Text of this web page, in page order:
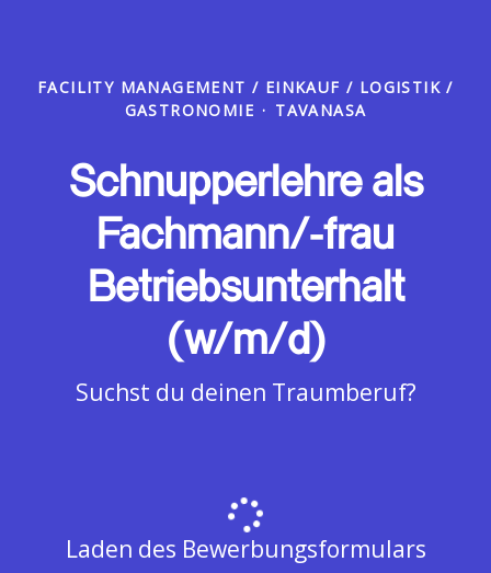
FACILITY MANAGEMENT / EINKAUF / LOGISTIK /
GASTRONOMIE · TAVANASA
Schnupperlehre als
Fachmann/-frau
Betriebsunterhalt
(w/m/d)
Suchst du deinen Traumberuf?
Laden des Bewerbungsformulars